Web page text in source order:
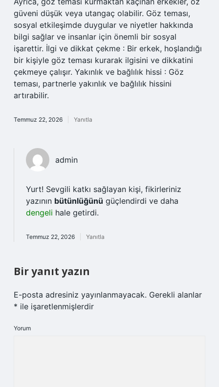
güveni düşük veya utangaç olabilir. Göz teması,
sosyal etkileşimde duygular ve niyetler hakkında
bilgi sağlar ve insanlar için önemli bir sosyal
işarettir. İlgi ve dikkat çekme : Bir erkek, hoşlandığı
bir kişiyle göz teması kurarak ilgisini ve dikkatini
çekmeye çalışır. Yakınlık ve bağlılık hissi : Göz
teması, partnerle yakınlık ve bağlılık hissini
artırabilir.
Temmuz 22, 2026 Yanıtla
admin
Yurt! Sevgili katkı sağlayan kişi, fikirleriniz
yazının bütünlüğünü güçlendirdi ve daha
dengeli hale getirdi.
Temmuz 22, 2026 Yanıtla
Bir yanıt yazın
E-posta adresiniz yayınlanmayacak. Gerekli alanlar
* ile işaretlenmişlerdir
Yorum